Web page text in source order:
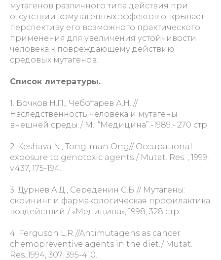
мутагенов различного типа действия при
отсутствии комутагенных эффектов открывает
перспективу его возможного практического
применения для увеличения устойчивости
человека к повреждающему действию
средовых мутагенов.
Список литературы.
1. Бочков Н.П., Чеботарев А.Н. //
Наследственность человека и мутагены
внешней среды./ М.: “Медицина”.-1989.- 270 стр
2. Keshava N., Tong-man Ong// Occupational
exposure to genotoxic agents./ Mutat. Res. , 1999,
v.437, 175-194.
3. Дурнев А.Д., Середенин С.Б.// Мутагены:
скрининг и фармакологическая профилактика
воздействий./ «Медицина», 1998, 328 стр.
4. Ferguson L.R.//Antimutagens as cancer
chemopreventive agents in the diet./ Mutat.
Res.,1994, 307, 395-410.